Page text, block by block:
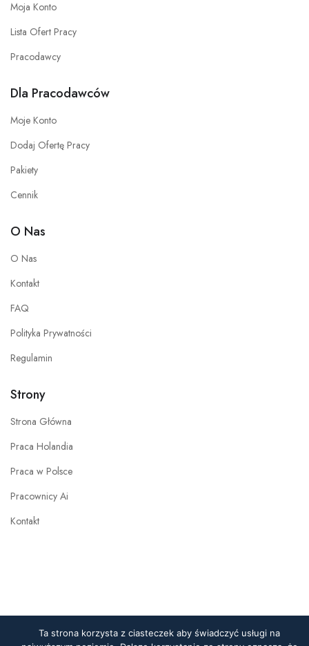
Moja Konto
Lista Ofert Pracy
Pracodawcy
Dla Pracodawców
Moje Konto
Dodaj Ofertę Pracy
Pakiety
Cennik
O Nas
O Nas
Kontakt
FAQ
Polityka Prywatności
Regulamin
Strony
Strona Główna
Praca Holandia
Praca w Polsce
Pracownicy Ai
Kontakt
Ta strona korzysta z ciasteczek aby świadczyć usługi na